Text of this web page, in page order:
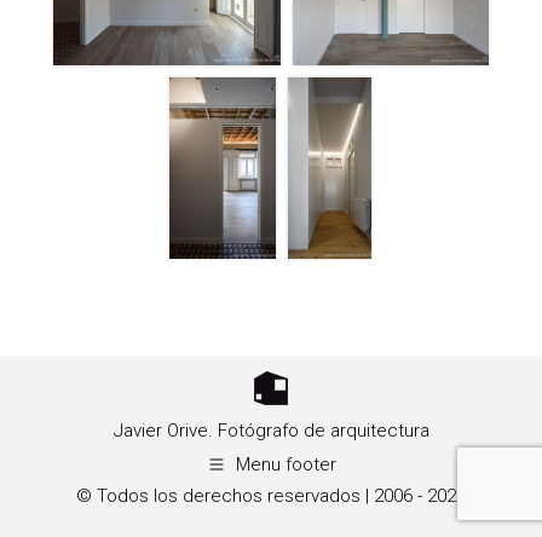
Javier Orive. Fotógrafo de arquitectura
Menu footer
© Todos los derechos reservados | 2006 - 2026